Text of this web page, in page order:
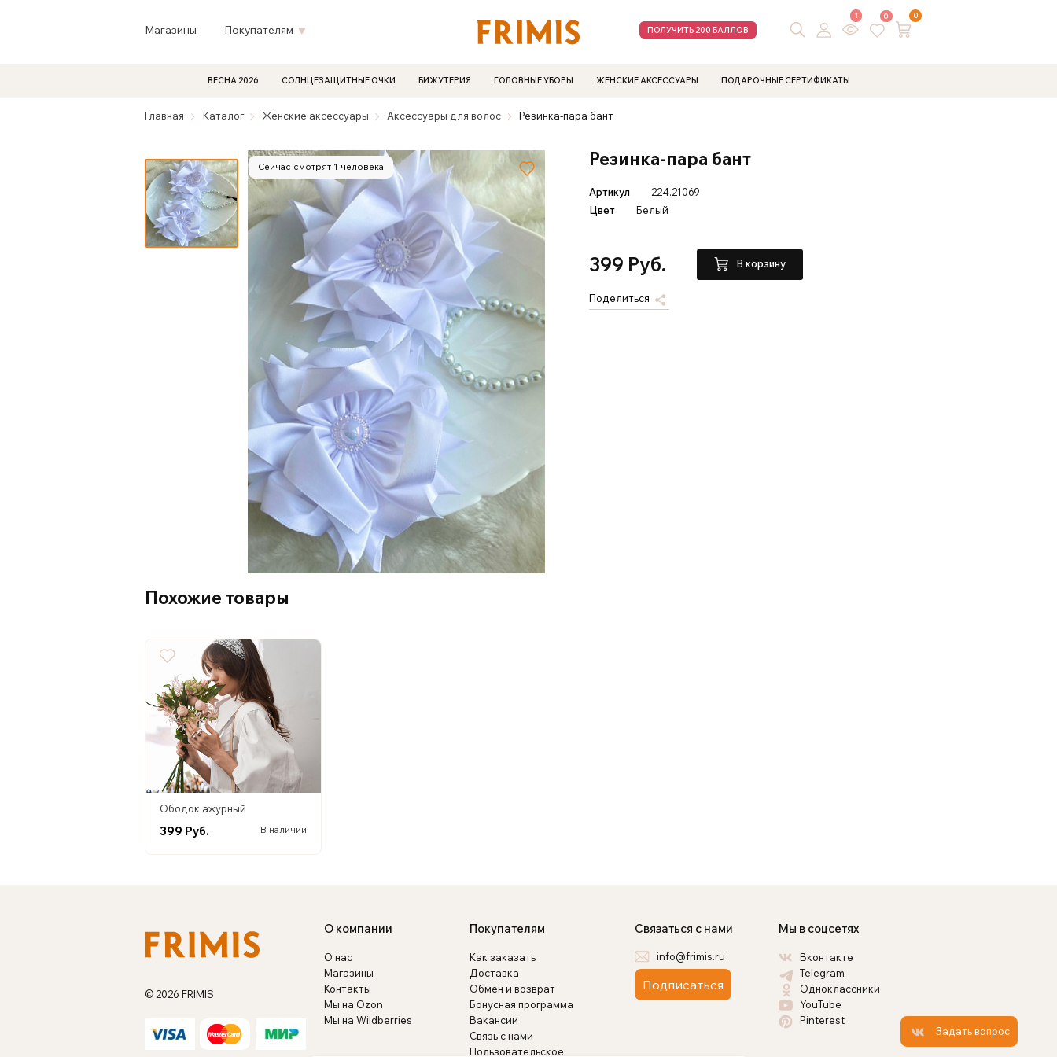
Магазины Покупателям ПОЛУЧИТЬ 200 БАЛЛОВ
1 0 0
ВЕСНА 2026 СОЛНЦЕЗАЩИТНЫЕ ОЧКИ БИЖУТЕРИЯ ГОЛОВНЫЕ УБОРЫ ЖЕНСКИЕ АКСЕССУАРЫ ПОДАРОЧНЫЕ СЕРТИФИКАТЫ
Главная Каталог Женские аксессуары Аксессуары для волос Резинка-пара бант
Сейчас смотрят 1 человека Резинка-пара бант
Артикул
224.21069
Цвет
Белый
399 Руб. В корзину
Поделиться
Похожие товары
Ободок ажурный
399 Руб. В наличии
© 2026 FRIMIS
О компании
О нас
Магазины
Контакты
Мы на Ozon
Мы на Wildberries
Покупателям
Как заказать
Доставка
Обмен и возврат
Бонусная программа
Вакансии
Связь с нами
Пользовательское
Связаться с нами
info@frimis.ru
Подписаться
Мы в соцсетях
Вконтакте
Telegram
Одноклассники
YouTube
Pinterest
Задать вопрос